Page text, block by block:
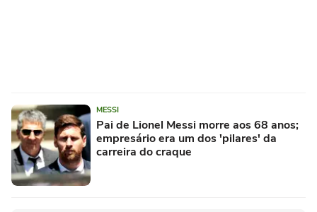
MESSI
Pai de Lionel Messi morre aos 68 anos;
empresário era um dos 'pilares' da
carreira do craque